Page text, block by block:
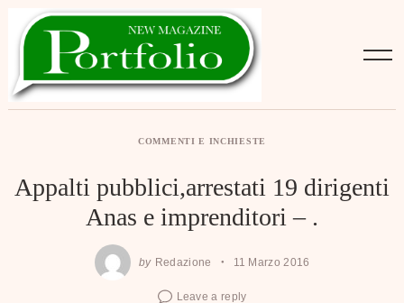
COMMENTI E INCHIESTE
Appalti pubblici,arrestati 19 dirigenti
Anas e imprenditori – .
by Redazione 11 Marzo 2016
Leave a reply